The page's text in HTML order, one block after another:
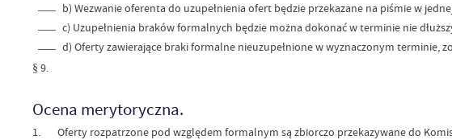
b) Wezwanie oferenta do uzupełnienia ofert będzie przekazane na piśmie w
c) Uzupełnienia braków formalnych będzie można dokonać w terminie nie
d) Oferty zawierające braki formalne nieuzupełnione w wyznaczonym terminie,
§ 9.
Ocena merytoryczna.
1. Oferty rozpatrzone pod względem formalnym są zbiorczo przekazywane do